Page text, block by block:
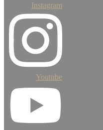
Instagram
Youtube